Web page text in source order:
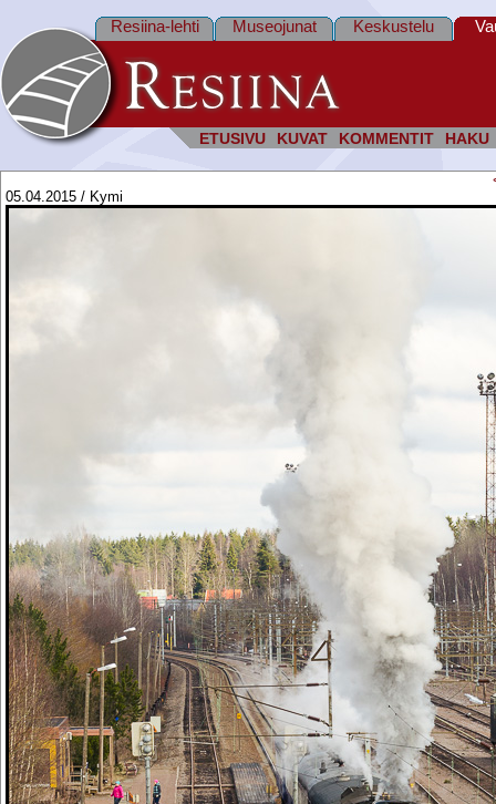
ETUSIVU KUVAT KOMMENTIT HAKU
Resiina-lehti Museojunat Keskustelu
05.04.2015 / Kymi